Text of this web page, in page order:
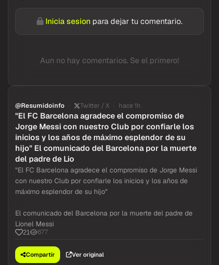
Inicia sesion para dejar tu comentario.
Aun no hay comentarios. Se el primero!
@Resumidoinfo Twitter / X hace 1h
"El FC Barcelona agradece el compromiso de
Jorge Messi con nuestro Club por confiarle los
inicios y los años de máximo esplendor de su
hijo" El comunicado del Barcelona por la muerte
del padre de Lio
"El FC Barcelona agradece el compromiso de Jorge Messi
con nuestro Club por confiarle los inicios y los años de
máximo esplendor de su hijo"
El comunicado del Barcelona por la muerte del padre de
Lionel Messi
21 677
Compartir Ver original